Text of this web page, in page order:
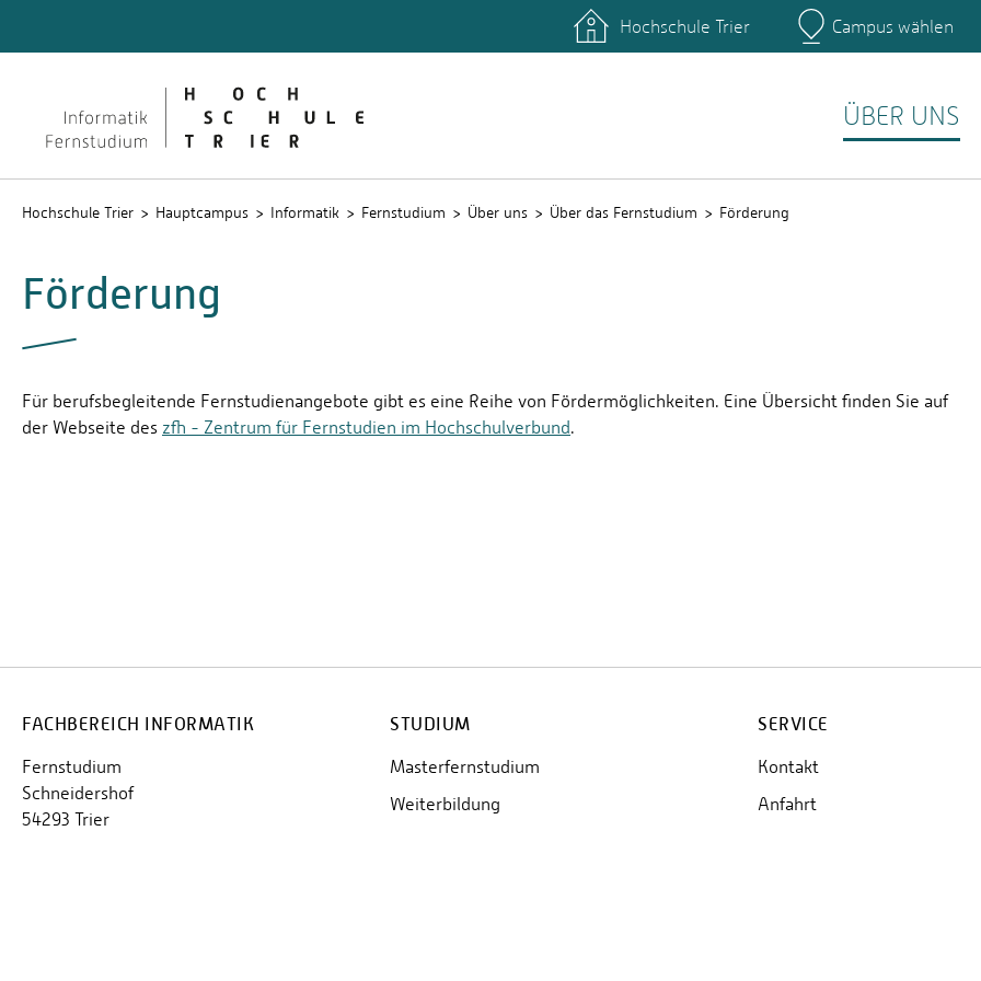
Master-Fernstudiengang Informatik
Zertifikatsstudium
Hochschule Trier Campus wählen
ÜBER UNS
Hochschule Trier Hauptcampus Informatik Fernstudium Über uns Über das Fernstudium Förderung
Förderung
Für berufsbegleitende Fernstudienangebote gibt es eine Reihe von Fördermöglichkeiten. Eine Übersicht finden Sie auf
der Webseite des zfh - Zentrum für Fernstudien im Hochschulverbund.
FACHBEREICH INFORMATIK
Fernstudium
Schneidershof
54293 Trier
STUDIUM
Masterfernstudium
Weiterbildung
SERVICE
Kontakt
Anfahrt